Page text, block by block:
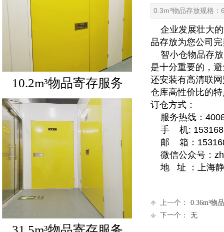
0.3m³物品存放规格：
企业发展壮大的
品存放为您公司
智小仓物品存放
是十分重要的，
还安装有高清联
仓库高性价比的
订仓方式：
服务热线：
手 机:
邮 箱：
微信公众号：
地 址 ：上海静
上一个：
0.36m³物
下一个：
无
10.2m³物品寄存服务